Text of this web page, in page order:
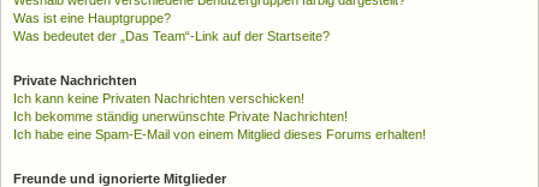
Was ist eine Hauptgruppe?
Was bedeutet der „Das Team“-Link auf der Startseite?
Private Nachrichten
Ich kann keine Privaten Nachrichten verschicken!
Ich bekomme ständig unerwünschte Private Nachrichten!
Ich habe eine Spam-E-Mail von einem Mitglied dieses Forums erhalten!
Freunde und ignorierte Mitglieder